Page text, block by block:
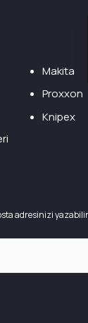
Makita
Proxxon
Knipex
adresinizi